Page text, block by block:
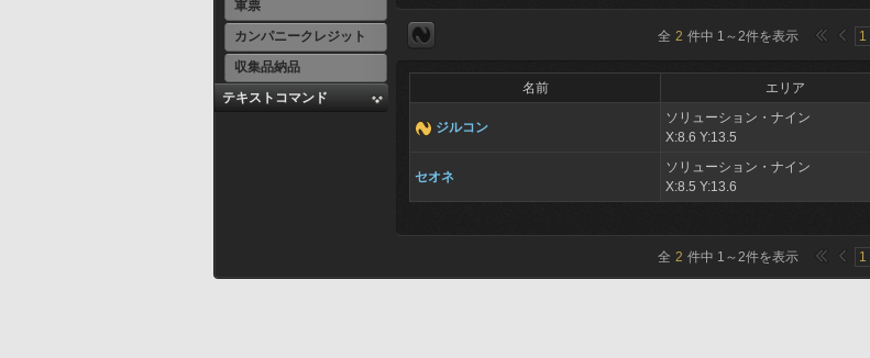
軍票
カンパニークレジット
収集品納品
テキストコマンド
全 2 件中 1 ～2件を表示 1
名前 エリア
ジルコン
ソリューション・ナイン
X:8.6 Y:13.5
セオネ
ソリューション・ナイン
X:8.5 Y:13.6
全 2 件中 1 ～2件を表示 1